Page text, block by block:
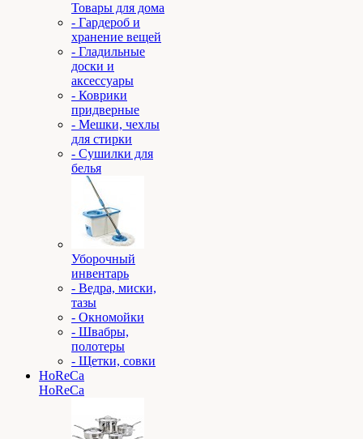
Товары для дома
- Гардероб и
хранение вещей
- Гладильные
доски и
аксессуары
- Коврики
придверные
- Мешки, чехлы
для стирки
- Сушилки для
белья
Уборочный
инвентарь
- Ведра, миски,
тазы
- Окномойки
- Швабры,
полотеры
- Щетки, совки
HoReCa
HoReCa